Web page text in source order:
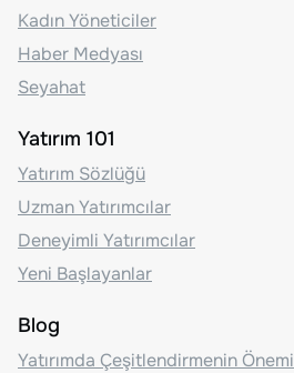
Kadın Yöneticiler
Haber Medyası
Seyahat
Yatırım 101
Yatırım Sözlüğü
Uzman Yatırımcılar
Deneyimli Yatırımcılar
Yeni Başlayanlar
Blog
Yatırımda Çeşitlendirmenin Önemi